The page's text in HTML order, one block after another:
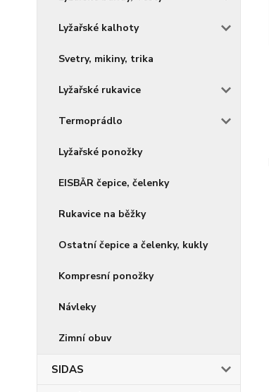
Lyžařské kalhoty
Svetry, mikiny, trika
Lyžařské rukavice
Termoprádlo
Lyžařské ponožky
EISBÄR čepice, čelenky
Rukavice na běžky
Ostatní čepice a čelenky, kukly
Kompresní ponožky
Návleky
Zimní obuv
SIDAS